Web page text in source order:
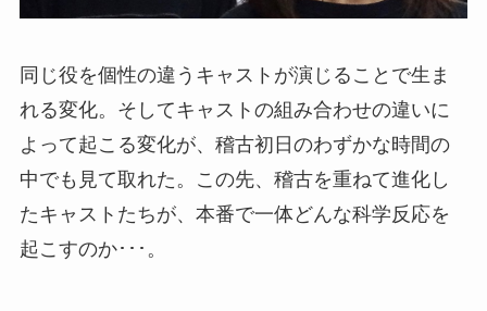
同じ役を個性の違うキャストが演じることで生ま
れる変化。そしてキャストの組み合わせの違いに
よって起こる変化が、稽古初日のわずかな時間の
中でも見て取れた。この先、稽古を重ねて進化し
たキャストたちが、本番で一体どんな科学反応を
起こすのか･･･。